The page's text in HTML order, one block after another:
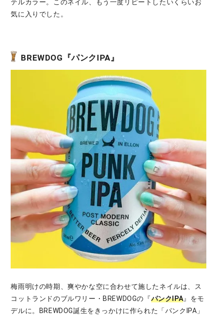
テルカラー。このネイル、もう一度リピートしたいくらいお
気に入りでした。
BREWDOG『パンクIPA』
梅雨明けの時期、爽やかな空に合わせて施したネイルは、ス
コットランドのブルワリー・BREWDOGの『パンクIPA』をモ
デルに。BREWDOG誕生をきっかけに作られた「パンクIPA」